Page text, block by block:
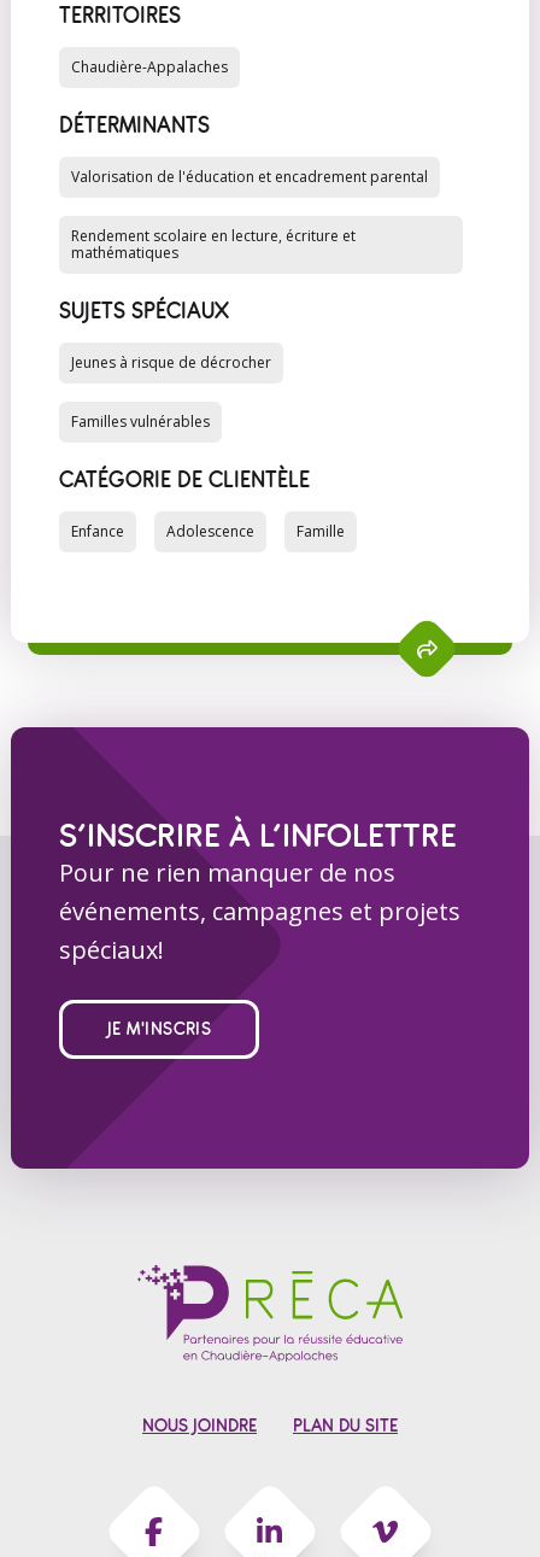
TERRITOIRES
Chaudière-Appalaches
DÉTERMINANTS
Valorisation de l'éducation et encadrement parental
Rendement scolaire en lecture, écriture et
mathématiques
SUJETS SPÉCIAUX
Jeunes à risque de décrocher
Familles vulnérables
CATÉGORIE DE CLIENTÈLE
Enfance Adolescence Famille
S’INSCRIRE À L’INFOLETTRE
Pour ne rien manquer de nos
événements, campagnes et projets
spéciaux!
JE M'INSCRIS
NOUS JOINDRE PLAN DU SITE